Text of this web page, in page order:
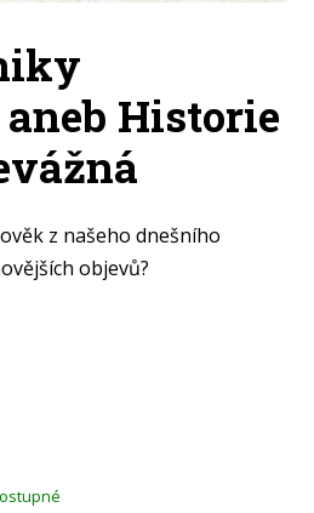
Historie
z našeho dnešního
objevů?